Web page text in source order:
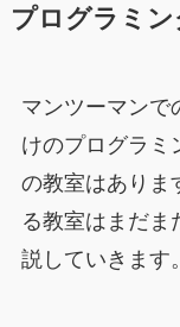
プログラミン
マンツーマンで
けのプログラミ
の教室はありま
る教室はまだま
説していきます。